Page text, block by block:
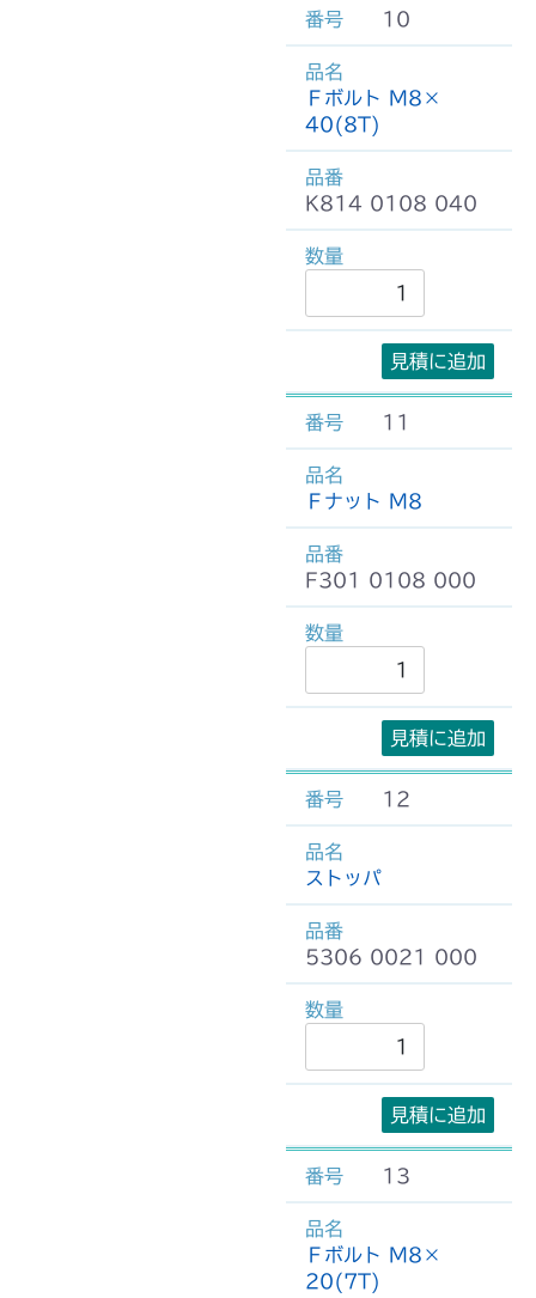
10
Ｆボルト M8×
40(8T)
K814 0108 040
見積に追加
11
Ｆナット M8
F301 0108 000
見積に追加
12
ストッパ
5306 0021 000
見積に追加
13
Ｆボルト M8×
20(7T)